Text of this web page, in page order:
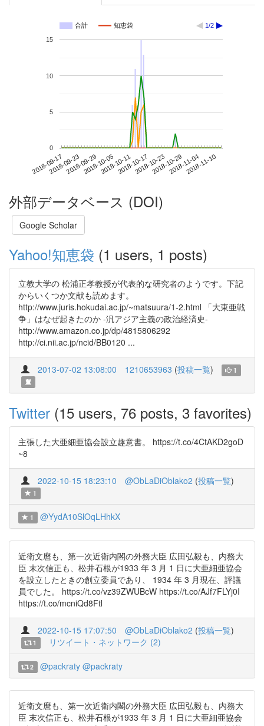
合計 知恵袋 1/2
2018-09-172018-09-232018-09-292018-10-052018-10-112018-10-172018-10-232018-10-292018-11-042018-11-10
0
5
10
15
外部データベース (DOI)
Google Scholar
Yahoo!知恵袋 (1 users, 1 posts)
立教大学の 松浦正孝教授が代表的な研究者のようです。下記
からいくつか文献も読めます。
http://www.juris.hokudai.ac.jp/~matsuura/1-2.html 「大東亜戦
争」はなぜ起きたのか -汎アジア主義の政治経済史-
http://www.amazon.co.jp/dp/4815806292
http://ci.nii.ac.jp/ncid/BB0120 ...
2013-07-02 13:08:00 1210653963 (投稿一覧) 1
Twitter (15 users, 76 posts, 3 favorites)
主張した大亜細亜協会設立趣意書。 https://t.co/4CtAKD2goD
~8
2022-10-15 18:23:10 @ObLaDiOblako2 (投稿一覧)
1
1 @YydA10SlOqLHhkX
近衛文麿も、第一次近衛内閣の外務大臣 広田弘毅も、内務大
臣 末次信正も、松井石根が1933 年 3 月 1 日に大亜細亜協会
を設立したときの創立委員であり、 1934 年 3 月現在、評議
員でした。 https://t.co/vz39ZWUBcW https://t.co/AJf7FLYj0I
https://t.co/mcniQd8Ftl
2022-10-15 17:07:50 @ObLaDiOblako2 (投稿一覧)
1 リツイート・ネットワーク (2)
2 @packraty @packraty
近衛文麿も、第一次近衛内閣の外務大臣 広田弘毅も、内務大
臣 末次信正も、松井石根が1933 年 3 月 1 日に大亜細亜協会